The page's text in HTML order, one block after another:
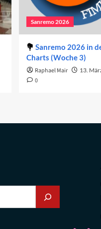
Sanremo 2026
Sanremo 2026 in
Charts (Woche 3)
Raphael Mair 13.
0